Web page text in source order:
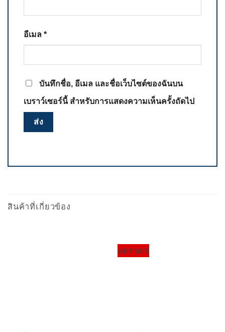
อีเมล *
บันทึกชื่อ, อีเมล และชื่อเว็บไซต์ของฉันบน
เบราว์เซอร์นี้ สำหรับการแสดงความเห็นครั้งถัดไป
สินค้าที่เกี่ยวข้อง
ลดราคา!